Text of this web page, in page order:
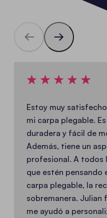
Estoy muy
mi carpa plegable.
duradera y fácil de
Además, tiene un
profesional. A todos
que estén pensando
carpa plegable, la
sobremanera. Julian
me ayudó a